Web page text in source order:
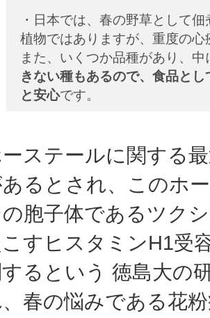
・日本では、春の野草として
植物ではありますが、重度の
また、いくつか品種があり、中
きない種もあるので、食品と
と安心です。
ステールに関する
るとされ、このホ
胞子体であるツク
すヒスタミンH1受
るという 徳島大の
春の悩みである花